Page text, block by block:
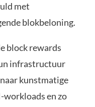
met
blokbeloning.
block rewards
infrastructuur
kunstmatige
en zo